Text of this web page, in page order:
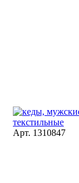
Арт. 1310847